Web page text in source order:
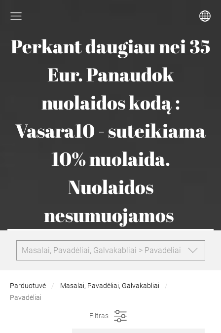
Perkant daugiau nei 35
Eur. Panaudok
nuolaidos kodą :
Vasara10 - suteikiama
10% nuolaida.
Nuolaidos
nesumuojamos
Masalai, Pavadėliai, Galvakabliai > Pavadėliai
Parduotuvė
Masalai, Pavadėliai, Galvakabliai
Pavadėliai
Filtras